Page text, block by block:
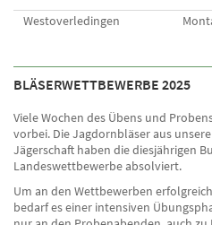
Westoverledingen
BLÄSERWETTBEWERBE 2025
Viele Wochen des Übens und
vorbei. Die Jagdornbläser aus
Jägerschaft haben die diesjährigen
Landeswettbewerbe absolviert.
Um an den Wettbewerben
bedarf es einer intensiven